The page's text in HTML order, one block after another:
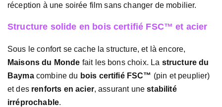
réception à une soirée film sans changer de mobilier.
Structure solide en bois certifié FSC™ et acier
Sous le confort se cache la structure, et là encore,
Maisons du Monde fait les bons choix. La structure du
Baymacombine du bois certifié FSC™ (pin et peuplier)
et des renforts en acier, assurant unestabilité
irréprochable.